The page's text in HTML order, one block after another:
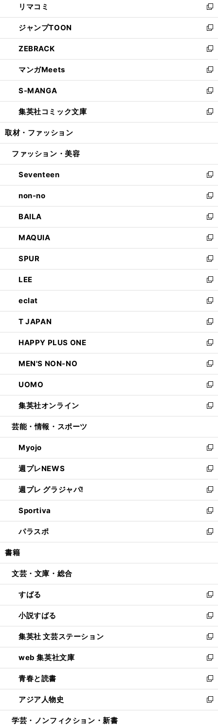
で
開
く
ド
ウ
で
開
く
ィ
ン
ド
ウ
で
開
く
い
ウ
ィ
ン
ド
ウ
で
開
く
リマコミ
新
し
い
ウ
ィ
ン
ド
ウ
で
開
く
ジャンプTOON
新
し
い
ウ
ィ
ン
ド
ウ
で
開
ZEBRACK
新
し
い
ウ
ィ
ン
ド
ウ
開
マンガMeets
新
し
い
ウ
ィ
ン
ウ
開
く
S-MANGA
新
し
い
ウ
ン
ウ
で
開
く
集英社コミック文庫
新
し
ウ
ン
ド
ウ
で
開
く
取材・ファッション
ファッション・美容
Seventeen
新
し
い
ウ
ィ
ン
ド
ウ
で
開
く
non-no
新
し
い
ウ
ィ
ン
ド
ウ
で
開
く
BAILA
新
し
い
ウ
ィ
ン
ド
ウ
で
開
く
MAQUIA
新
し
い
ウ
ィ
ン
ド
ウ
で
開
く
SPUR
新
し
い
ウ
ィ
ン
ド
ウ
で
開
く
LEE
新
し
い
ウ
ィ
ン
ド
ウ
で
開
く
eclat
新
し
い
ウ
ィ
ン
ド
ウ
で
開
く
T JAPAN
新
し
い
ウ
ィ
ン
ド
ウ
で
開
HAPPY PLUS ONE
新
し
い
ウ
ィ
ン
ド
ウ
開
く
MEN'S NON-NO
新
し
い
ウ
ィ
ン
ウ
で
開
く
UOMO
新
し
い
ウ
ン
ド
ウ
で
開
く
集英社オンライン
新
し
ウ
ィ
ン
ド
ウ
で
開
く
芸能・情報・スポーツ
Myojo
新
し
い
ウ
ィ
ン
ド
ウ
で
開
週プレNEWS
新
し
い
ウ
ィ
ン
ド
ウ
開
週プレ グラジャパ!
新
し
い
ウ
ィ
ン
ウ
開
く
Sportiva
新
し
い
ウ
ン
ウ
で
開
く
パラスポ
新
し
ウ
ン
ド
ウ
で
開
く
書籍
文芸・文庫・総合
すばる
新
し
い
ウ
ィ
ン
ド
ウ
で
開
く
小説すばる
新
し
い
ウ
ィ
ン
ド
ウ
で
開
集英社 文芸ステーション
新
し
い
ウ
ィ
ン
ド
ウ
web 集英社文庫
新
し
い
ウ
ィ
ン
青春と読書
新
し
い
ウ
アジア人物史
新
し
学芸・ノンフィクション・新書